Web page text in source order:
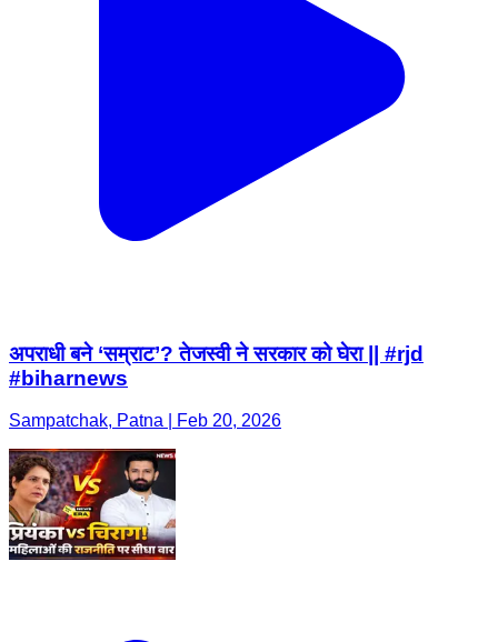
अपराधी बने ‘सम्राट’? तेजस्वी ने सरकार को घेरा || #rjd
#biharnews
Sampatchak, Patna | Feb 20, 2026